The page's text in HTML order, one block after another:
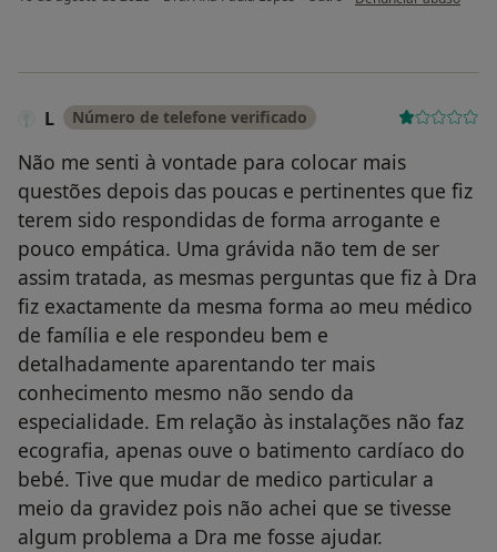
L Número de telefone verificado
Não me senti à vontade para colocar mais
questões depois das poucas e pertinentes que fiz
terem sido respondidas de forma arrogante e
pouco empática. Uma grávida não tem de ser
assim tratada, as mesmas perguntas que fiz à Dra
fiz exactamente da mesma forma ao meu médico
de família e ele respondeu bem e
detalhadamente aparentando ter mais
conhecimento mesmo não sendo da
especialidade. Em relação às instalações não faz
ecografia, apenas ouve o batimento cardíaco do
bebé. Tive que mudar de medico particular a
meio da gravidez pois não achei que se tivesse
algum problema a Dra me fosse ajudar.